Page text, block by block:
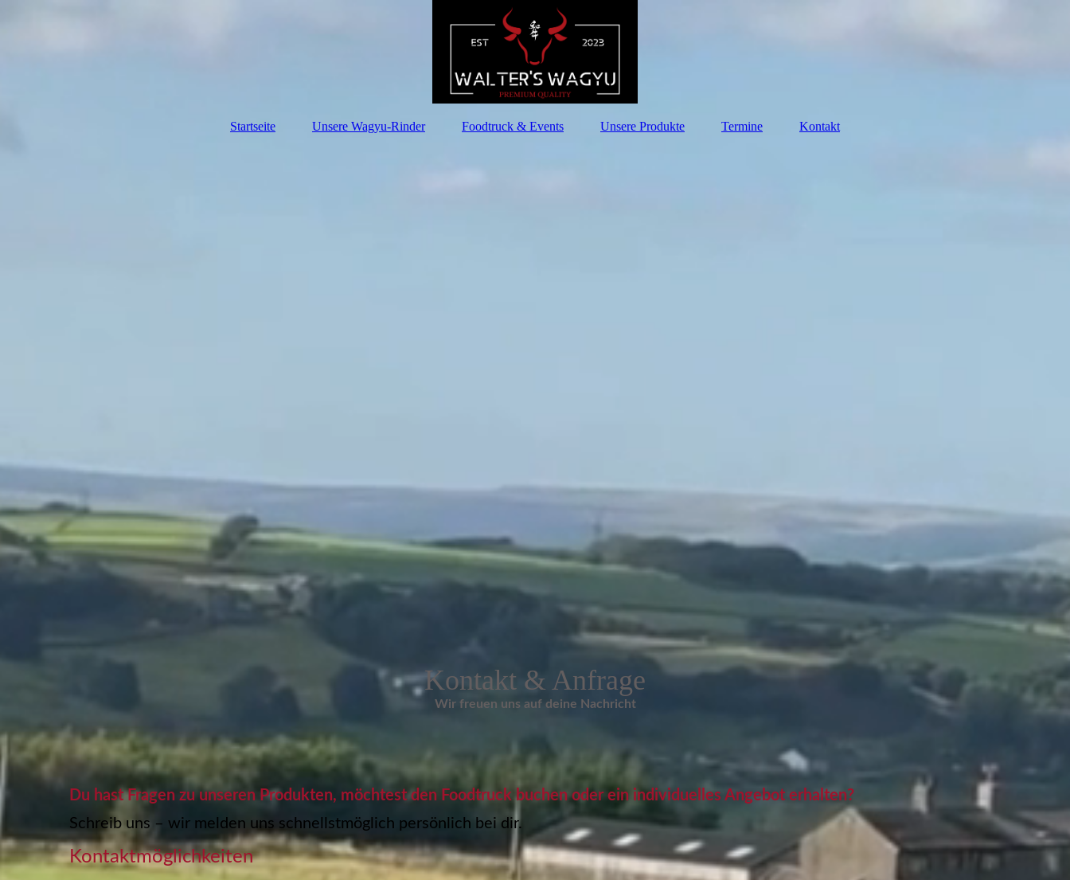
Startseite Unsere Wagyu-Rinder Foodtruck & Events Unsere Produkte Termine Kontakt
Kontakt & Anfrage
Wir freuen uns auf deine Nachricht
Du hast Fragen zu unseren Produkten, möchtest den Foodtruck buchen oder ein individuelles Angebot erhalten?
Schreib uns – wir melden uns schnellstmöglich persönlich bei dir.
Kontaktmöglichkeiten